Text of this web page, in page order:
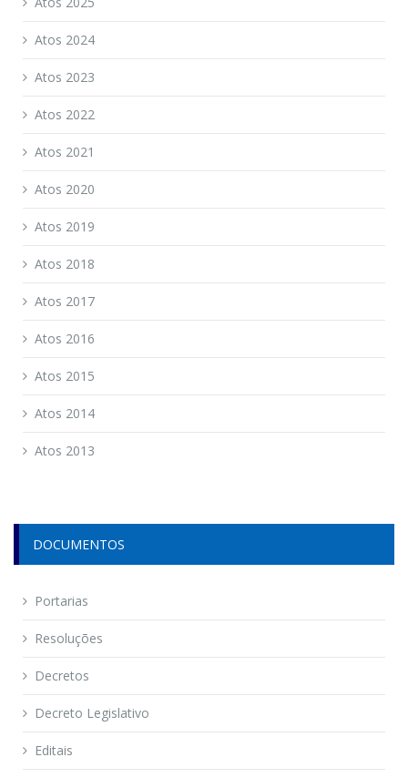
Atos 2024
Atos 2023
Atos 2022
Atos 2021
Atos 2020
Atos 2019
Atos 2018
Atos 2017
Atos 2016
Atos 2015
Atos 2014
Atos 2013
DOCUMENTOS
Portarias
Resoluções
Decretos
Decreto Legislativo
Editais